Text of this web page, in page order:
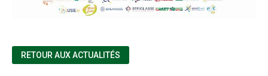
RETOUR AUX ACTUALITÉS